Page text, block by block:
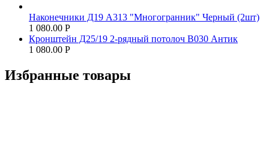
Наконечники Д19 А313 "Многогранник" Черный (2шт)
1 080.00 Р
Кронштейн Д25/19 2-рядный потолоч В030 Антик
1 080.00 Р
Избранные товары